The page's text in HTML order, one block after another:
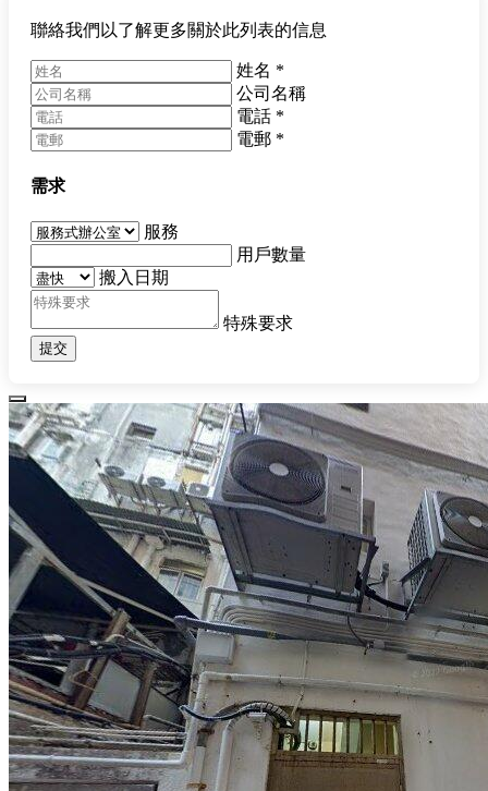
聯絡我們以了解更多關於此列表的信息
姓名 *
公司名稱
電話 *
電郵 *
需求
服務
用戶數量
搬入日期
特殊要求
提交